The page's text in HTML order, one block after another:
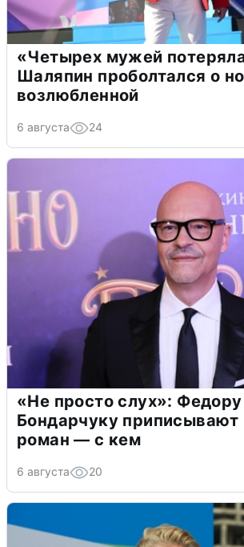
«Четырех мужей
Шаляпин проболтался о
возлюбленной
6 августа 24
«Не просто слух»: Федору
Бондарчуку приписывают
роман — с кем
6 августа 20